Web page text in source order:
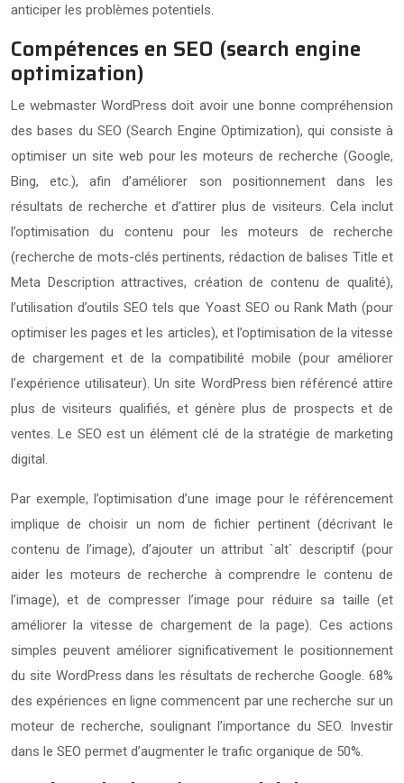
anticiper les problèmes potentiels.
Compétences en SEO (search engine
optimization)
Le webmaster WordPress doit avoir une bonne compréhension
des bases du SEO (Search Engine Optimization), qui consiste à
optimiser un site web pour les moteurs de recherche (Google,
Bing, etc.), afin d’améliorer son positionnement dans les
résultats de recherche et d’attirer plus de visiteurs. Cela inclut
l’optimisation du contenu pour les moteurs de recherche
(recherche de mots-clés pertinents, rédaction de balises Title et
Meta Description attractives, création de contenu de qualité),
l’utilisation d’outils SEO tels que Yoast SEO ou Rank Math (pour
optimiser les pages et les articles), et l’optimisation de la vitesse
de chargement et de la compatibilité mobile (pour améliorer
l’expérience utilisateur). Un site WordPress bien référencé attire
plus de visiteurs qualifiés, et génère plus de prospects et de
ventes. Le SEO est un élément clé de la stratégie de marketing
digital.
Par exemple, l’optimisation d’une image pour le référencement
implique de choisir un nom de fichier pertinent (décrivant le
contenu de l’image), d’ajouter un attribut `alt` descriptif (pour
aider les moteurs de recherche à comprendre le contenu de
l’image), et de compresser l’image pour réduire sa taille (et
améliorer la vitesse de chargement de la page). Ces actions
simples peuvent améliorer significativement le positionnement
du site WordPress dans les résultats de recherche Google. 68%
des expériences en ligne commencent par une recherche sur un
moteur de recherche, soulignant l’importance du SEO. Investir
dans le SEO permet d’augmenter le trafic organique de 50%.